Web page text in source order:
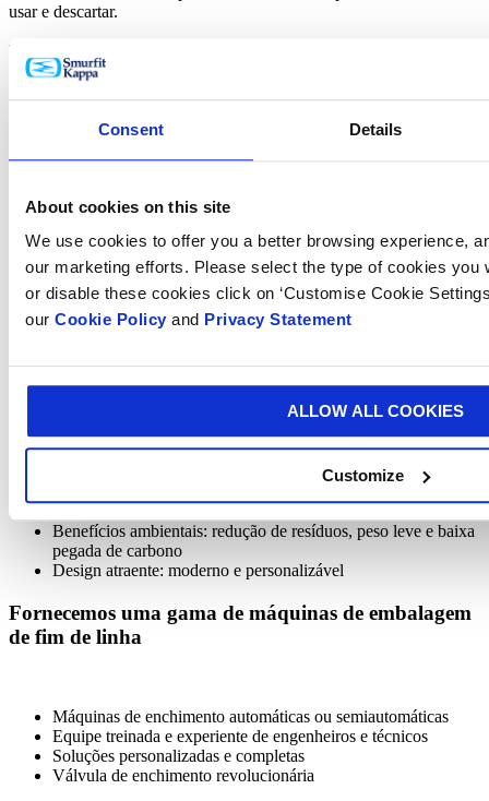
Consent Details
About cookies on this site
We use cookies to offer you a better browsing experience,
our marketing efforts. Please select the type of cookies you
or disable these cookies click on ‘Customise Cookie
our Cookie Policy and Privacy Statement
ALLOW ALL COOKIES
Customize
usar e descartar.
Também fornecemos máquinas de envase semiautomáticas e
automáticas, oferecendo uma solução totalmente integrada para
Reforço simples ou duplo: 1L, 1,5L, 1,75L e 3L
Torneira compacta Vitop® à prova de adulteração projetada
para reduzir bastante a permeação de oxigênio
Impressão de alta qualidade para promover o seu produto e
marca
Quais são os benefícios de Bolsas?
Longa vida útil: preservação do frescor e qualidade do
produto por várias semanas após a abertura
User friendly: fácil de transportar, usar e armazenar
Otimização logística: economia no transporte e
Benefícios ambientais: redução de resíduos, peso leve e baixa
pegada de carbono
Design atraente: moderno e personalizável
Fornecemos uma gama de máquinas de embalagem
de fim de linha
Máquinas de enchimento automáticas ou semiautomáticas
Equipe treinada e experiente de engenheiros e técnicos
Soluções personalizadas e completas
Válvula de enchimento revolucionária